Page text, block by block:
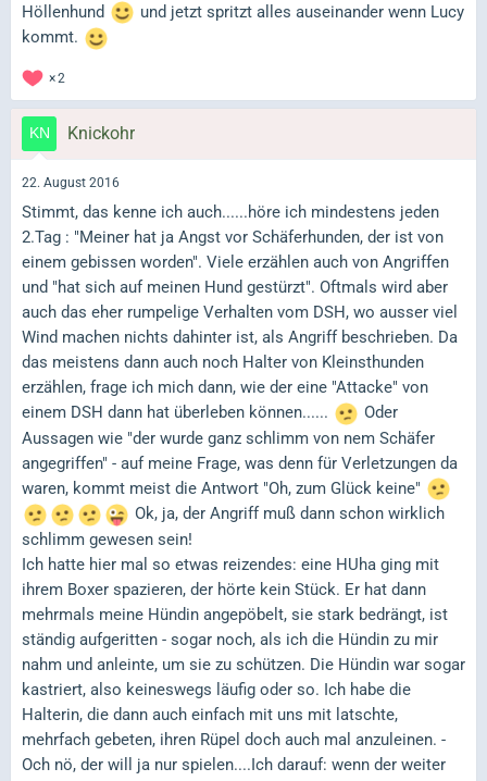
Höllenhund
und jetzt spritzt alles auseinander wenn Lucy
kommt.
2
Knickohr
22. August 2016
Stimmt, das kenne ich auch......höre ich mindestens jeden
2.Tag : "Meiner hat ja Angst vor Schäferhunden, der ist von
einem gebissen worden". Viele erzählen auch von Angriffen
und "hat sich auf meinen Hund gestürzt". Oftmals wird aber
auch das eher rumpelige Verhalten vom DSH, wo ausser viel
Wind machen nichts dahinter ist, als Angriff beschrieben. Da
das meistens dann auch noch Halter von Kleinsthunden
erzählen, frage ich mich dann, wie der eine "Attacke" von
einem DSH dann hat überleben können......
Oder
Aussagen wie "der wurde ganz schlimm von nem Schäfer
angegriffen" - auf meine Frage, was denn für Verletzungen da
waren, kommt meist die Antwort "Oh, zum Glück keine"
Ok, ja, der Angriff muß dann schon wirklich
schlimm gewesen sein!
Ich hatte hier mal so etwas reizendes: eine HUha ging mit
ihrem Boxer spazieren, der hörte kein Stück. Er hat dann
mehrmals meine Hündin angepöbelt, sie stark bedrängt, ist
ständig aufgeritten - sogar noch, als ich die Hündin zu mir
nahm und anleinte, um sie zu schützen. Die Hündin war sogar
kastriert, also keineswegs läufig oder so. Ich habe die
Halterin, die dann auch einfach mit uns mit latschte,
mehrfach gebeten, ihren Rüpel doch auch mal anzuleinen. -
Och nö, der will ja nur spielen....Ich darauf: wenn der weiter